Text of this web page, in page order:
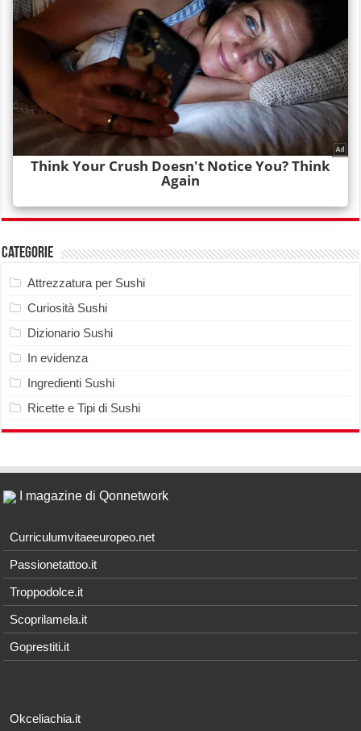
Categorie
Attrezzatura per Sushi
Curiosità Sushi
Dizionario Sushi
In evidenza
Ingredienti Sushi
Ricette e Tipi di Sushi
I magazine di Qonnetwork
Curriculumvitaeeuropeo.net
Passionetattoo.it
Troppodolce.it
Scoprilamela.it
Goprestiti.it
Okceliachia.it